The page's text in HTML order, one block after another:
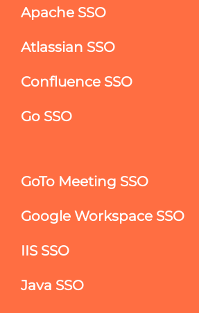
Apache SSO
Atlassian SSO
Confluence SSO
Go SSO
GoTo Meeting SSO
Google Workspace SSO
IIS SSO
Java SSO